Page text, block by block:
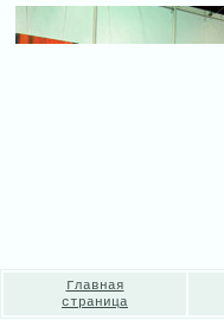
Главная
страница